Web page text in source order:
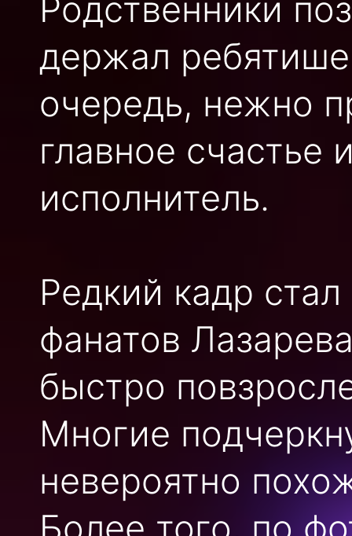
Родственники
держал
очередь, нежно
главное счастье
исполнитель.
Редкий кадр
фанатов
быстро
Многие
невероятно